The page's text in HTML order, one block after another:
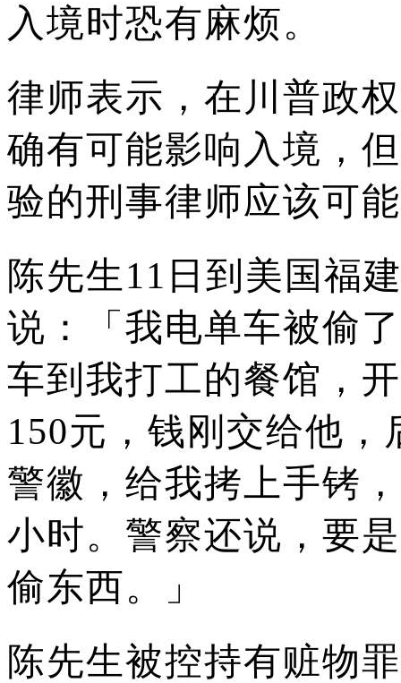
入境时恐有麻烦。
律师表示，在川普政
确有可能影响入境，
验的刑事律师应该可
陈先生11日到美国福
说：「我电单车被偷
车到我打工的餐馆，
150元，钱刚交给他
警徽，给我拷上手铐
小时。警察还说，要
偷东西。」
陈先生被控持有赃物